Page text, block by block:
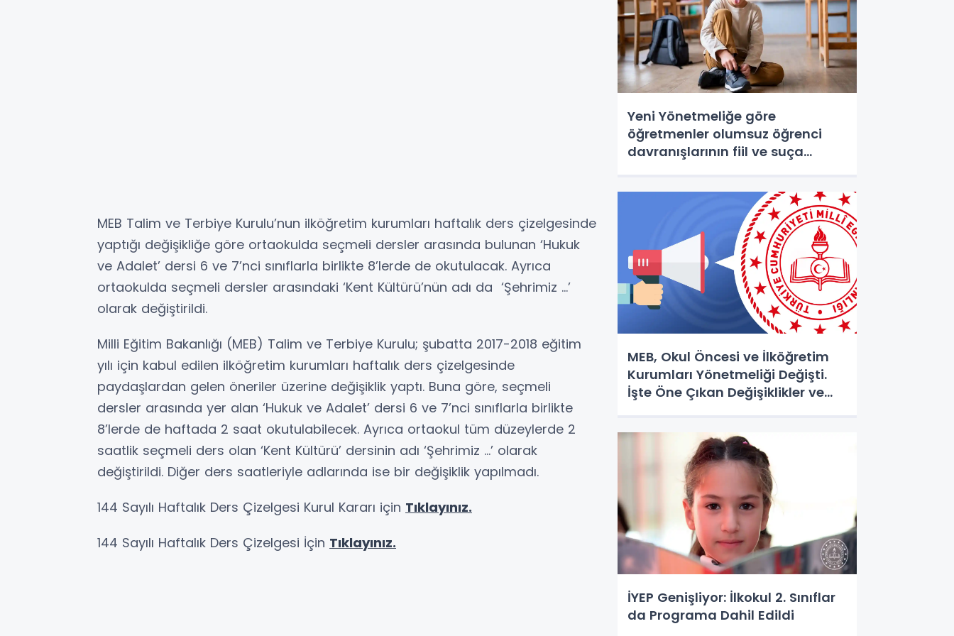
MEB Talim ve Terbiye Kurulu’nun ilköğretim kurumları haftalık ders çizelgesinde
yaptığı değişikliğe göre ortaokulda seçmeli dersler arasında bulunan ‘Hukuk
ve Adalet’ dersi 6 ve 7’nci sınıflarla birlikte 8’lerde de okutulacak. Ayrıca
ortaokulda seçmeli dersler arasındaki ‘Kent Kültürü’nün adı da ‘Şehrimiz ...’
olarak değiştirildi.
Milli Eğitim Bakanlığı (MEB) Talim ve Terbiye Kurulu; şubatta 2017-2018 eğitim
yılı için kabul edilen ilköğretim kurumları haftalık ders çizelgesinde
paydaşlardan gelen öneriler üzerine değişiklik yaptı. Buna göre, seçmeli
dersler arasında yer alan ‘Hukuk ve Adalet’ dersi 6 ve 7’nci sınıflarla birlikte
8’lerde de haftada 2 saat okutulabilecek. Ayrıca ortaokul tüm düzeylerde 2
saatlik seçmeli ders olan ‘Kent Kültürü’ dersinin adı ‘Şehrimiz ...’ olarak
değiştirildi. Diğer ders saatleriyle adlarında ise bir değişiklik yapılmadı.
144 Sayılı Haftalık Ders Çizelgesi Kurul Kararı için Tıklayınız.
144 Sayılı Haftalık Ders Çizelgesi İçin Tıklayınız.
Yeni Yönetmeliğe göre
öğretmenler olumsuz öğrenci
davranışlarının fiil ve suça
MEB, Okul Öncesi ve İlköğretim
Kurumları Yönetmeliği Değişti.
İşte Öne Çıkan Değişiklikler ve
İYEP Genişliyor: İlkokul 2. Sınıflar
da Programa Dahil Edildi